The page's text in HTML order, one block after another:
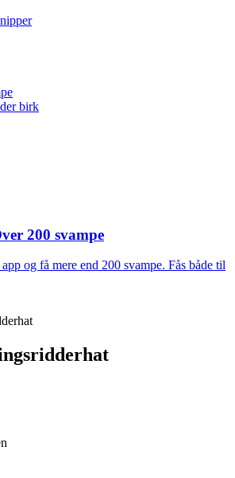
birk
200 svampe
og få mere end 200 svampe. Fås både til